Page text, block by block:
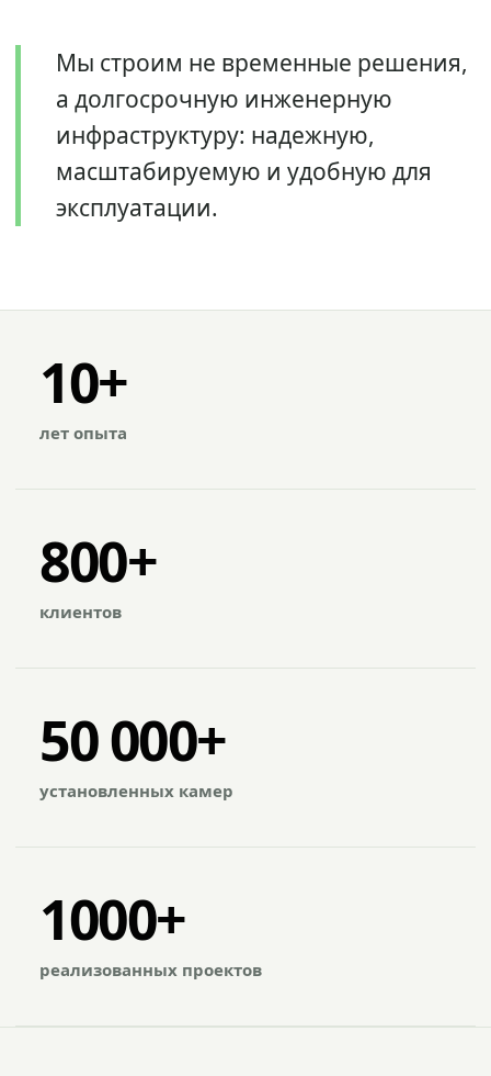
Мы строим не временные решения,
а долгосрочную инженерную
инфраструктуру: надежную,
масштабируемую и удобную для
эксплуатации.
10+
лет опыта
800+
клиентов
50 000+
установленных камер
1000+
реализованных проектов